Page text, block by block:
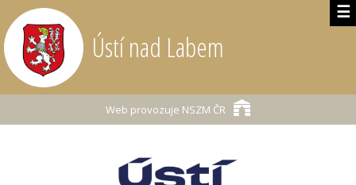
☰
Ústí nad Labem
Web provozuje NSZM ČR